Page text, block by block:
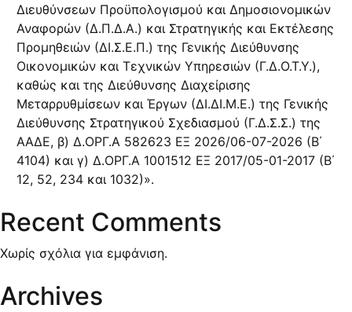
Διευθύνσεων Προϋπολογισμού και Δημοσιονομικών
Αναφορών (Δ.Π.Δ.Α.) και Στρατηγικής και Εκτέλεσης
Προμηθειών (ΔΙ.Σ.Ε.Π.) της Γενικής Διεύθυνσης
Οικονομικών και Τεχνικών Υπηρεσιών (Γ.Δ.Ο.Τ.Υ.),
καθώς και της Διεύθυνσης Διαχείρισης
Μεταρρυθμίσεων και Έργων (ΔΙ.ΔΙ.Μ.Ε.) της Γενικής
Διεύθυνσης Στρατηγικού Σχεδιασμού (Γ.Δ.Σ.Σ.) της
ΑΑΔΕ, β) Δ.ΟΡΓ.Α 582623 ΕΞ 2026/06-07-2026 (Β΄
4104) και γ) Δ.ΟΡΓ.Α 1001512 ΕΞ 2017/05-01-2017 (Β΄
12, 52, 234 και 1032)».
Recent Comments
Χωρίς σχόλια για εμφάνιση.
Archives